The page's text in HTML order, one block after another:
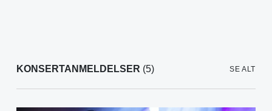
KONSERTANMELDELSER (5) SE ALT